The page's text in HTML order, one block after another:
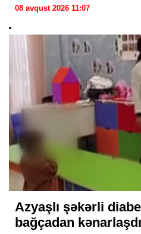
08 avqust 2026 11:07
Azyaşlı şəkərli
bağçadan